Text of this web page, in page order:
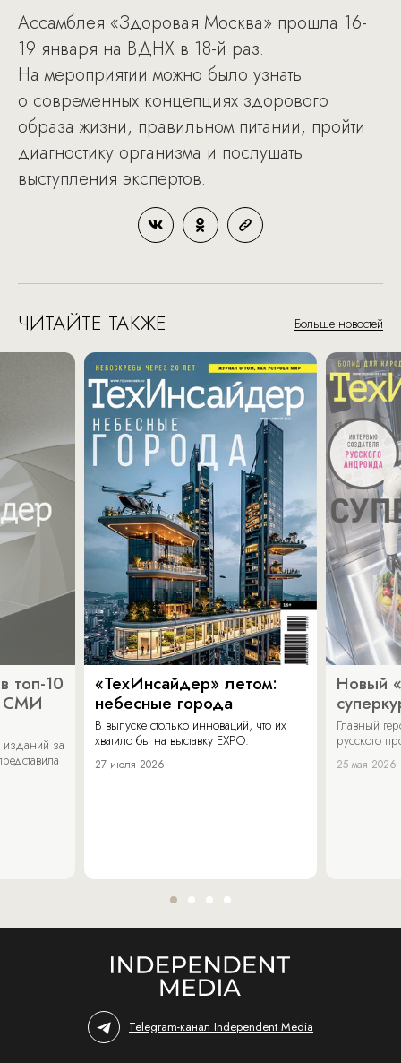
Ассамблея «Здоровая Москва» прошла 16-
19 января на ВДНХ в 18-й раз.
На мероприятии можно было узнать
о современных концепциях здорового
образа жизни, правильном питании, пройти
диагностику организма и послушать
выступления экспертов.
ЧИТАЙТЕ ТАКЖЕ Больше новостей
топ-10
СМИ
изданий за
«ТехИнсайдер» летом:
небесные города
В выпуске столько инноваций, что их
хватило бы на выставку EXPO.
27 июля 2026
Новый
Главный
русского
25 мая 2026
Telegram-канал Independent Media